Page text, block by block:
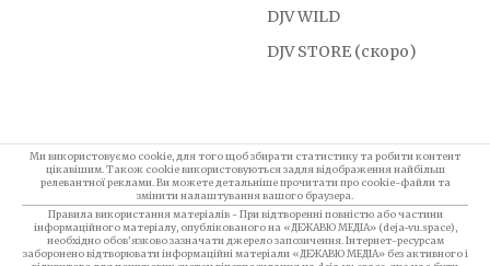
DJV WILD
DJV STORE (скоро)
Ми використовуємо cookie, для того щоб збирати статистику та робити контент
цікавішим. Також cookie використовуються задля відображення найбільш
релевантної реклами. Ви можете детальніше прочитати про cookie-файли та
змінити налаштування вашого браузера.
Правила використання матеріалів - При відтворенні повністю або частини
інформаційного матеріалу, опублікованого на «ДЕЖАВЮ МЕДІА» (deja-vu.space),
необхідно обов’язково зазначати джерело запозичення. Інтернет-ресурсам
заборонено відтворювати інформаційні матеріали «ДЕЖАВЮ МЕДІА» без активного і